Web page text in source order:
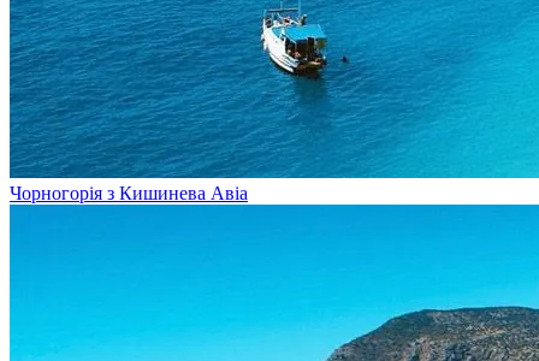
Чорногорія з Кишинева Авіа